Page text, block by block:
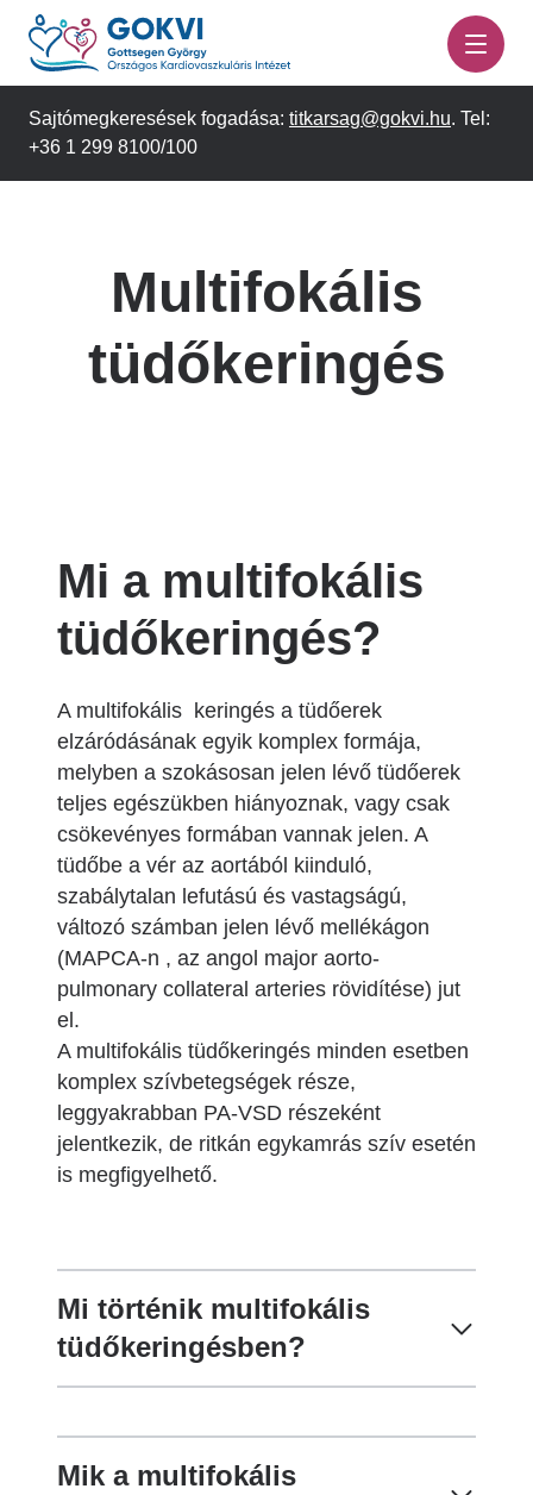
Ugrás
tartalomra
Sajtómegkeresések fogadása: titkarsag@gokvi.hu. Tel:
+36 1 299 8100/100
Multifokális
tüdőkeringés
Mi a multifokális
tüdőkeringés?
A multifokális keringés a tüdőerek
elzáródásának egyik komplex formája,
melyben a szokásosan jelen lévő tüdőerek
teljes egészükben hiányoznak, vagy csak
csökevényes formában vannak jelen. A
tüdőbe a vér az aortából kiinduló,
szabálytalan lefutású és vastagságú,
változó számban jelen lévő mellékágon
(MAPCA-n , az angol major aorto-
pulmonary collateral arteries rövidítése) jut
el.
A multifokális tüdőkeringés minden esetben
komplex szívbetegségek része,
leggyakrabban PA-VSD részeként
jelentkezik, de ritkán egykamrás szív esetén
is megfigyelhető.
Mi történik multifokális
tüdőkeringésben?
Mik a multifokális